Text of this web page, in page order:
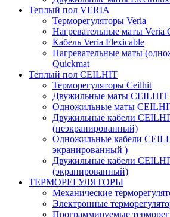
Теплый пол VERIA
Терморегуляторы Veria
Нагревательные маты Veria
Кабель Veria Flexicable
Нагревательные маты
Quickmat
Теплый пол CEILHIT
Терморегуляторы Ceilhit
Двужильные маты CEILHIT
Одножильные маты
Двужильные кабели
(неэкранированный)
Одножильные кабели
экранированный )
Двужильные кабели
(экранированный)
ТЕРМОРЕГУЛЯТОРЫ
Механические
Электронные
Программируемые